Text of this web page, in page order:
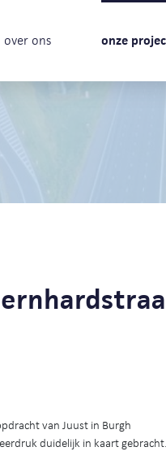
over ons onze
van Juust in Burgh
duidelijk in kaart gebracht.